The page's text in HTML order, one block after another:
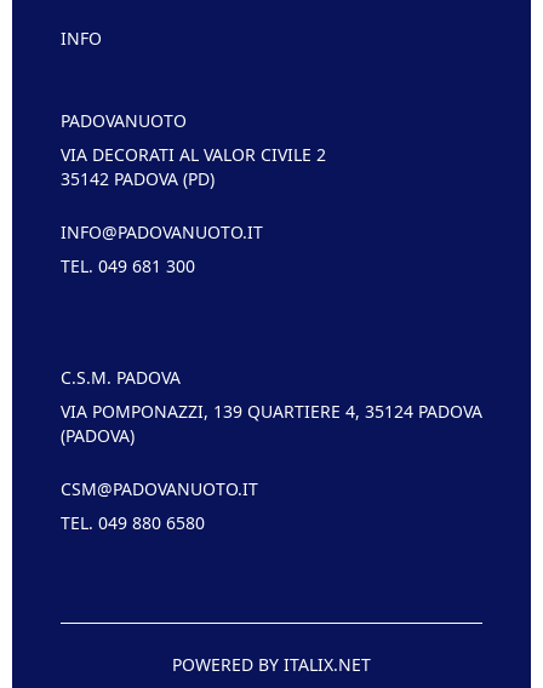
INFO
PADOVANUOTO
VIA DECORATI AL VALOR CIVILE 2
35142 PADOVA (PD)
INFO@PADOVANUOTO.IT
TEL. 049 681 300
C.S.M. PADOVA
VIA POMPONAZZI, 139 QUARTIERE 4, 35124 PADOVA
(PADOVA)
CSM@PADOVANUOTO.IT
TEL. 049 880 6580
POWERED BY ITALIX.NET